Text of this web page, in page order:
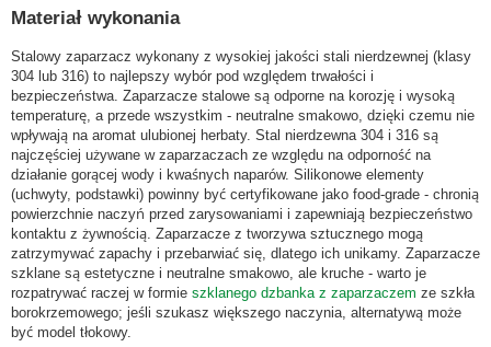
Materiał wykonania
Stalowy zaparzacz wykonany z wysokiej jakości stali nierdzewnej (klasy
304 lub 316) to najlepszy wybór pod względem trwałości i
bezpieczeństwa. Zaparzacze stalowe są odporne na korozję i wysoką
temperaturę, a przede wszystkim - neutralne smakowo, dzięki czemu nie
wpływają na aromat ulubionej herbaty. Stal nierdzewna 304 i 316 są
najczęściej używane w zaparzaczach ze względu na odporność na
działanie gorącej wody i kwaśnych naparów. Silikonowe elementy
(uchwyty, podstawki) powinny być certyfikowane jako food-grade - chronią
powierzchnie naczyń przed zarysowaniami i zapewniają bezpieczeństwo
kontaktu z żywnością. Zaparzacze z tworzywa sztucznego mogą
zatrzymywać zapachy i przebarwiać się, dlatego ich unikamy. Zaparzacze
szklane są estetyczne i neutralne smakowo, ale kruche - warto je
rozpatrywać raczej w formie szklanego dzbanka z zaparzaczem ze szkła
borokrzemowego; jeśli szukasz większego naczynia, alternatywą może
być model tłokowy.